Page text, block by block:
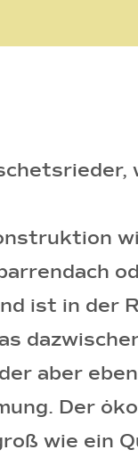
ist in der
aber
Der
wie ein